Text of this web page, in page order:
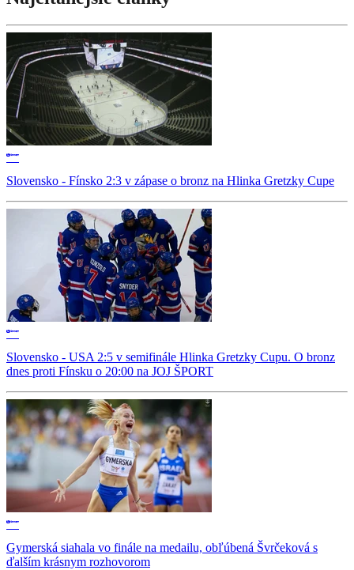
Slovensko - Fínsko 2:3 v zápase o bronz na Hlinka Gretzky Cupe
Slovensko - USA 2:5 v semifinále Hlinka Gretzky Cupu. O bronz
dnes proti Fínsku o 20:00 na JOJ ŠPORT
Gymerská siahala vo finále na medailu, obľúbená Švrčeková s
ďalším krásnym rozhovorom